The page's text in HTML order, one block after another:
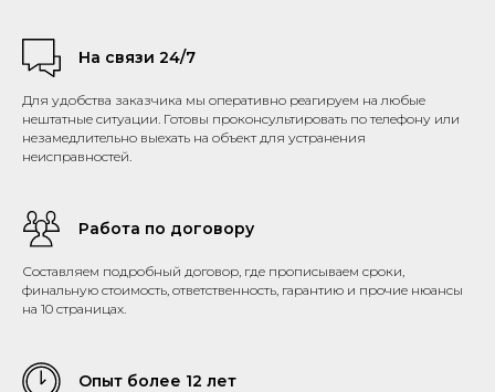
На связи 24/7
Для удобства заказчика мы оперативно реагируем на любые
нештатные ситуации. Готовы проконсультировать по телефону или
незамедлительно выехать на объект для устранения
неисправностей.
Работа по договору
Составляем подробный договор, где прописываем сроки,
финальную стоимость, ответственность, гарантию и прочие нюансы
на 10 страницах.
Опыт более 12 лет